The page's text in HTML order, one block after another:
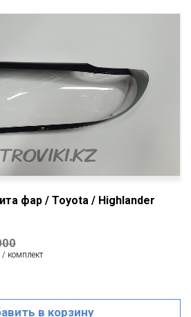
фар / Toyota / Highlander
/ комплект
в корзину